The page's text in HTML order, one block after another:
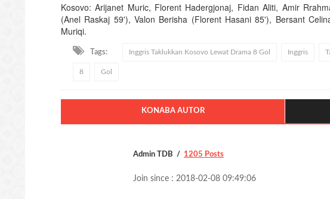
Kosovo: Arijanet Muric, Florent Hadergjonaj, Fidan Aliti, Amir
(Anel Raskaj 59'), Valon Berisha (Florent Hasani 85'), Bersant
Muriqi.
Tags: Inggris Taklukkan Kosovo Lewat Drama 8 Gol Inggris
8 Gol
KONABA AUTOR
Admin TDB 1205 Posts
Join since : 2018-02-08 09:49:06